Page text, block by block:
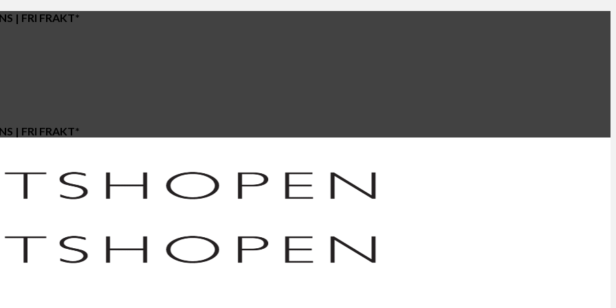
| FRI FRAKT*
| FRI FRAKT*